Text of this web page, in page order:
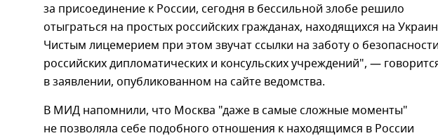
за присоединение к России, сегодня в бессильной злобе решило
отыграться на простых российских гражданах, находящихся на
Чистым лицемерием при этом звучат ссылки на заботу о
российских дипломатических и консульских учреждений", —
в заявлении, опубликованном на сайте ведомства.
В МИД напомнили, что Москва "даже в самые сложные моменты"
не позволяла себе подобного отношения к находящимся в России